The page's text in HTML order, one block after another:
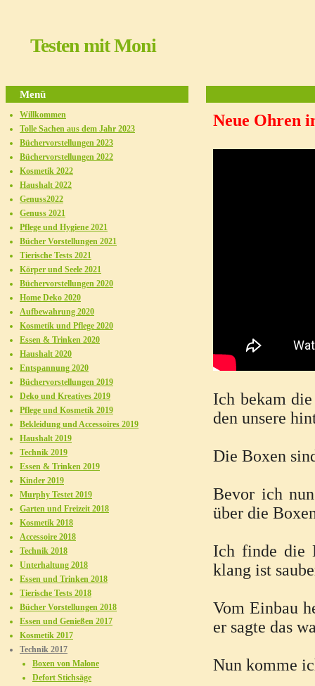
Testen mit Moni
Neue Ohren
Ich bekam
den unsere
Die Boxen
Bevor ich
über die
Ich finde die
klang ist
Vom Einbau
er sagte das
Nun komme
Menü
Willkommen
Tolle Sachen aus dem Jahr 2023
Büchervorstellungen 2023
Büchervorstellungen 2022
Kosmetik 2022
Haushalt 2022
Genuss2022
Genuss 2021
Pflege und Hygiene 2021
Bücher Vorstellungen 2021
Tierische Tests 2021
Körper und Seele 2021
Büchervorstellungen 2020
Home Deko 2020
Aufbewahrung 2020
Kosmetik und Pflege 2020
Essen & Trinken 2020
Haushalt 2020
Entspannung 2020
Büchervorstellungen 2019
Deko und Kreatives 2019
Pflege und Kosmetik 2019
Bekleidung und Accessoires 2019
Haushalt 2019
Technik 2019
Essen & Trinken 2019
Kinder 2019
Murphy Testet 2019
Garten und Freizeit 2018
Kosmetik 2018
Accessoire 2018
Technik 2018
Unterhaltung 2018
Essen und Trinken 2018
Tierische Tests 2018
Bücher Vorstellungen 2018
Essen und Genießen 2017
Kosmetik 2017
Technik 2017
Boxen von Malone
Defort Stichsäge